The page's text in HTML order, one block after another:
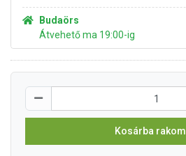
Budaörs
Átvehető ma 19:00-ig
Kosárba rakom